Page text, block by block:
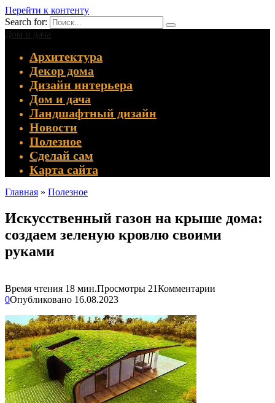
Перейти к контенту
Search for:
Дом и дача
Архитектура
Декор дома
Дизайн интерьера
Дом и дача
Ландшафтный дизайн
Новости
Полезное
Сделай сам
Карта сайта
Главная » Полезное
Искусственный газон на крыше дома:
создаем зеленую кровлю своими
руками
Время чтения 18 мин.Просмотры 21Комментарии
0Опубликовано 16.08.2023